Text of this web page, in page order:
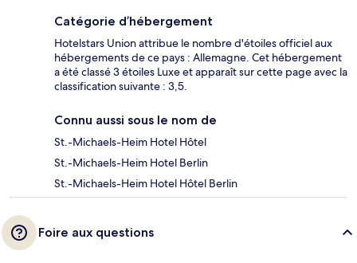
Catégorie d’hébergement
Hotelstars Union attribue le nombre d'étoiles officiel aux
hébergements de ce pays : Allemagne. Cet hébergement
a été classé 3 étoiles Luxe et apparaît sur cette page avec la
classification suivante : 3,5.
Connu aussi sous le nom de
St.-Michaels-Heim Hotel Hôtel
St.-Michaels-Heim Hotel Berlin
St.-Michaels-Heim Hotel Hôtel Berlin
Foire aux questions